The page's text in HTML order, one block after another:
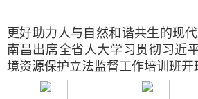
更好助力人与自然和谐共生的现
南昌出席全省人大学习贯彻习近
境资源保护立法监督工作培训班开